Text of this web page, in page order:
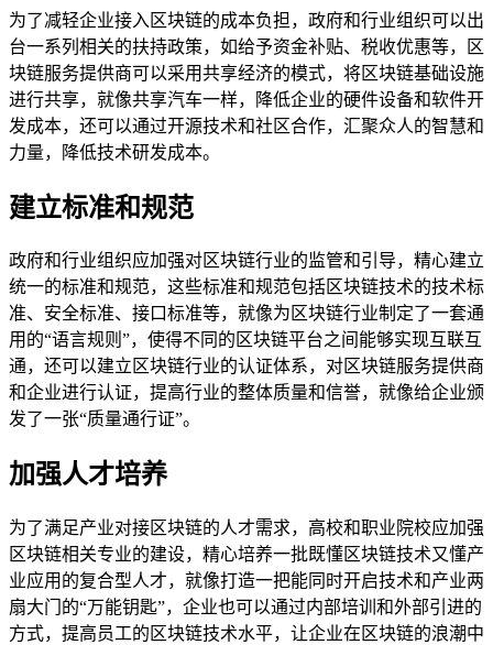
为了减轻企业接入区块链的成本负担，政府和行业组织可以出
台一系列相关的扶持政策，如给予资金补贴、税收优惠等，区
块链服务提供商可以采用共享经济的模式，将区块链基础设施
进行共享，就像共享汽车一样，降低企业的硬件设备和软件开
发成本，还可以通过开源技术和社区合作，汇聚众人的智慧和
力量，降低技术研发成本。
建立标准和规范
政府和行业组织应加强对区块链行业的监管和引导，精心建立
统一的标准和规范，这些标准和规范包括区块链技术的技术标
准、安全标准、接口标准等，就像为区块链行业制定了一套通
用的“语言规则”，使得不同的区块链平台之间能够实现互联互
通，还可以建立区块链行业的认证体系，对区块链服务提供商
和企业进行认证，提高行业的整体质量和信誉，就像给企业颁
发了一张“质量通行证”。
加强人才培养
为了满足产业对接区块链的人才需求，高校和职业院校应加强
区块链相关专业的建设，精心培养一批既懂区块链技术又懂产
业应用的复合型人才，就像打造一把能同时开启技术和产业两
扇大门的“万能钥匙”，企业也可以通过内部培训和外部引进的
方式，提高员工的区块链技术水平，让企业在区块链的浪潮中